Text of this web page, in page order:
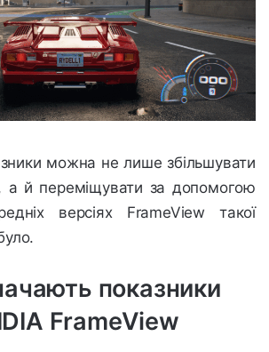
можна не лише збільшувати
а й переміщувати за допомогою
версіях FrameView такої
показники
FrameView